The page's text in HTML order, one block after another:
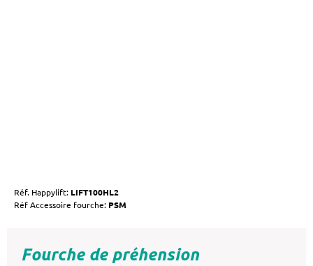
Réf. Happylift: LIFT100HL2
Réf Accessoire fourche: PSM
Fourche de préhension